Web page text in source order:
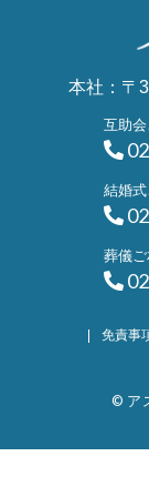
本社：〒
互助
結婚
葬儀
免責事
© ア